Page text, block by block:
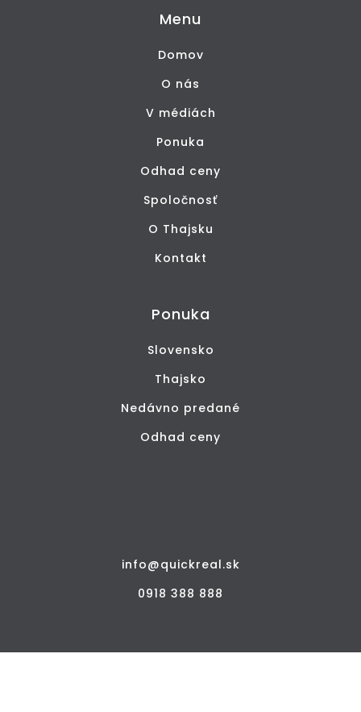
Menu
Domov
O nás
V médiách
Ponuka
Odhad ceny
Spoločnosť
O Thajsku
Kontakt
Ponuka
Slovensko
Thajsko
Nedávno predané
Odhad ceny
info@quickreal.sk
0918 388 888